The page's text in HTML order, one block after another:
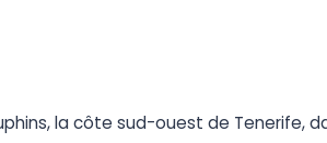
la côte sud-ouest de Tenerife,